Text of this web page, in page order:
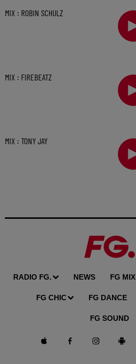
MIX : ROBIN SCHULZ
MIX : FIREBEATZ
MIX : TONY JAY
RADIO FG. NEWS FG MIX
FG CHIC FG DANCE
FG SOUND